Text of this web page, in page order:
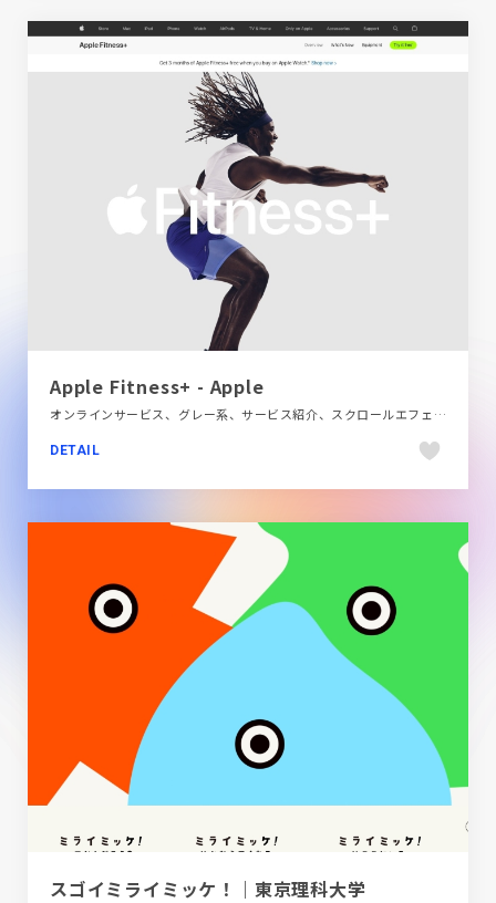
Apple Fitness+ - Apple
オンラインサービス、グレー系、サービス紹介、スクロールエフェクト、スタイリッシュ、スポーツ・アウトドア、ダイナミック、ブランド・サービスサイト、ホワイト系、モーション多め、大きめ写真、海外サイト、飲料・食品
DETAIL
スゴイミライミッケ！｜東京理科大学